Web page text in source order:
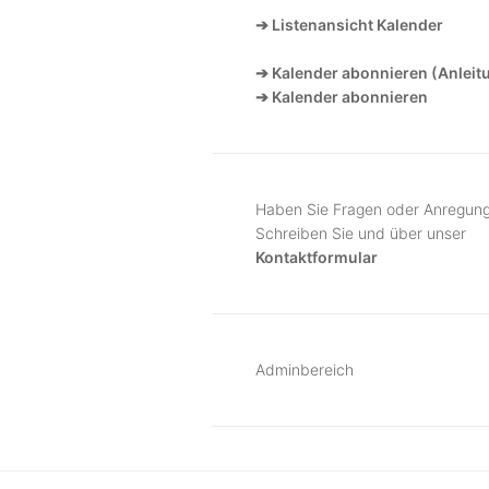
➔ Listenansicht Kalender
➔ Kalender abonnieren
➔ Kalender abonnieren
Haben Sie Fragen oder
Schreiben Sie und über unser
Kontaktformular
Adminbereich